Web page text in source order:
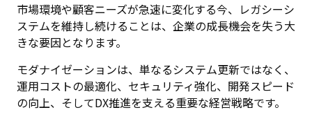
市場環境や顧客ニーズが急速に変化する今、レガシーシ
ステムを維持し続けることは、企業の成長機会を失う大
きな要因となります。
モダナイゼーションは、単なるシステム更新ではなく、
運用コストの最適化、セキュリティ強化、開発スピード
の向上、そしてDX推進を支える重要な経営戦略です。